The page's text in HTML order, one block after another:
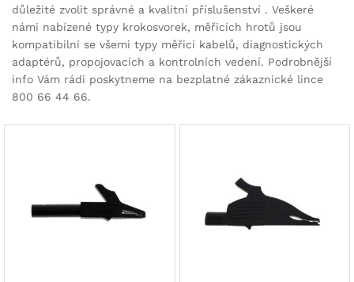
důležité zvolit správné a kvalitní příslušenství . Veškeré
námi nabízené typy krokosvorek, měřicích hrotů jsou
kompatibilní se všemi typy měřicí kabelů, diagnostických
adaptérů, propojovacích a kontrolních vedení. Podrobnější
info Vám rádi poskytneme na bezplatné zákaznické lince
800 66 44 66.